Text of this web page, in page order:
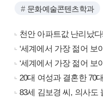
문화예술콘텐츠학과
천안 아파트값 난리났
‘세계에서 가장 젊어 보
‘세계에서 가장 젊어 보
20대 여성과 결혼한 70
83세 김보경 씨, 의사도